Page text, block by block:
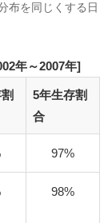
布を同じくする日
年～2007年]
5年生存割
合
97%
98%